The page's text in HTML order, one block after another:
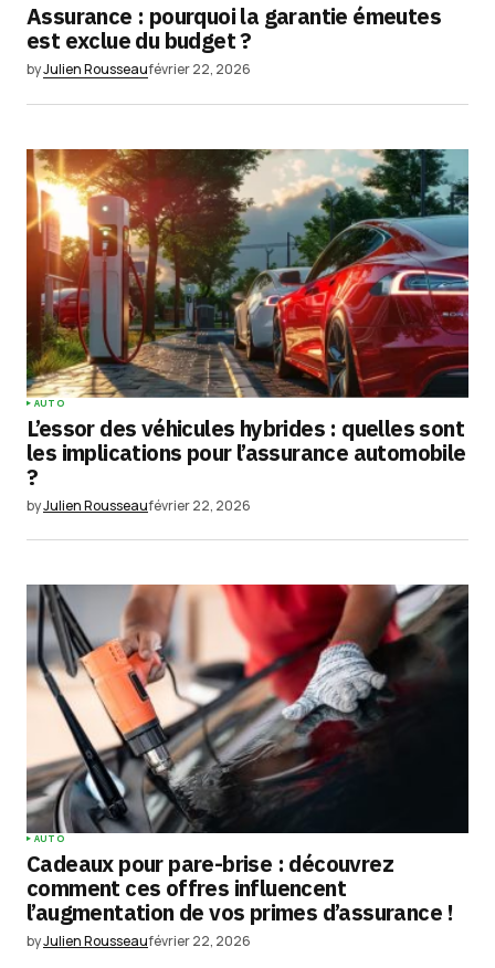
Assurance : pourquoi la garantie émeutes
est exclue du budget ?
byJulien Rousseaufévrier 22, 2026
AUTO
L’essor des véhicules hybrides : quelles sont
les implications pour l’assurance automobile
?
byJulien Rousseaufévrier 22, 2026
AUTO
Cadeaux pour pare-brise : découvrez
comment ces offres influencent
l’augmentation de vos primes d’assurance !
byJulien Rousseaufévrier 22, 2026